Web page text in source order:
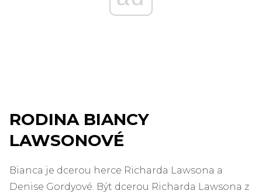
RODINA BIANCY
LAWSONOVÉ
Bianca je dcerou herce Richarda Lawsona a
Denise Gordyové. Být dcerou Richarda Lawsona z